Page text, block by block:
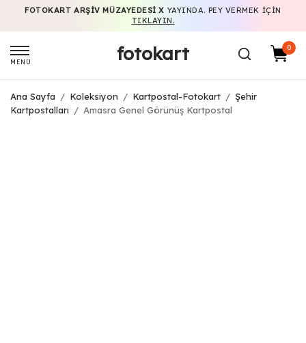
FOTOKART ARŞIV MÜZAYEDESI X YAYINDA. PEY VERMEK IÇIN
TIKLAYIN.
MENÜ fotokart 0
Ana Sayfa / Koleksiyon / Kartpostal-Fotokart / Şehir
Kartpostalları
/ Amasra Genel Görünüş Kartpostal